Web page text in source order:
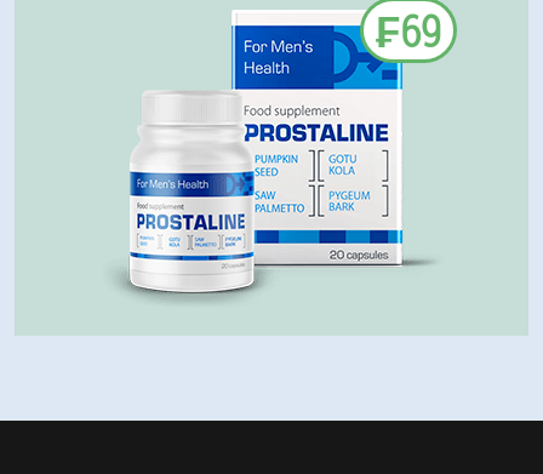
₣69